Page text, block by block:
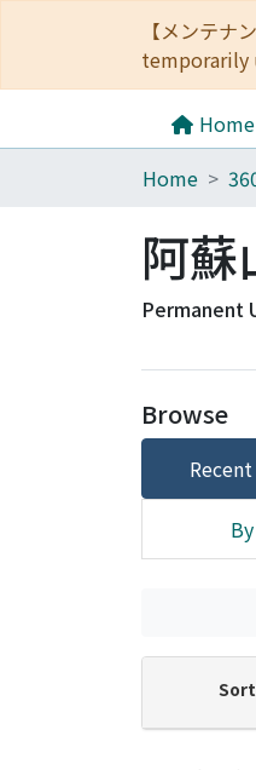
【メンテ
temporarily
Home
Home
阿蘇
Permanent
Browse